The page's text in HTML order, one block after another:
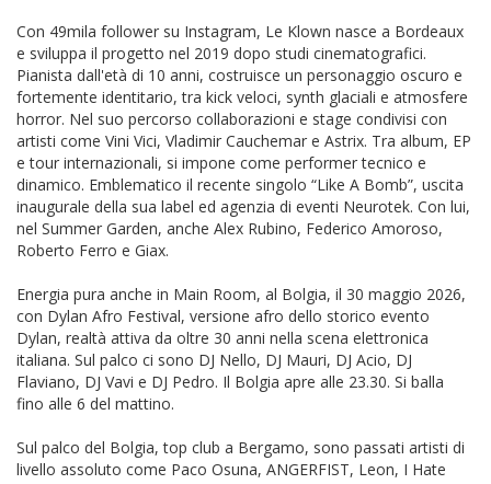
Con 49mila follower su Instagram, Le Klown nasce a Bordeaux
e sviluppa il progetto nel 2019 dopo studi cinematografici.
Pianista dall'età di 10 anni, costruisce un personaggio oscuro e
fortemente identitario, tra kick veloci, synth glaciali e atmosfere
horror. Nel suo percorso collaborazioni e stage condivisi con
artisti come Vini Vici, Vladimir Cauchemar e Astrix. Tra album, EP
e tour internazionali, si impone come performer tecnico e
dinamico. Emblematico il recente singolo “Like A Bomb”, uscita
inaugurale della sua label ed agenzia di eventi Neurotek. Con lui,
nel Summer Garden, anche Alex Rubino, Federico Amoroso,
Roberto Ferro e Giax.
Energia pura anche in Main Room, al Bolgia, il 30 maggio 2026,
con Dylan Afro Festival, versione afro dello storico evento
Dylan, realtà attiva da oltre 30 anni nella scena elettronica
italiana. Sul palco ci sono DJ Nello, DJ Mauri, DJ Acio, DJ
Flaviano, DJ Vavi e DJ Pedro. Il Bolgia apre alle 23.30. Si balla
fino alle 6 del mattino.
Sul palco del Bolgia, top club a Bergamo, sono passati artisti di
livello assoluto come Paco Osuna, ANGERFIST, Leon, I Hate